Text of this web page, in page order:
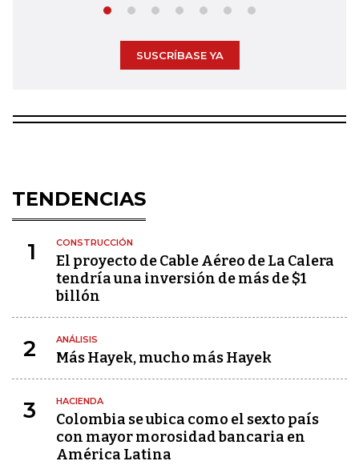
SUSCRÍBASE YA
TENDENCIAS
1 CONSTRUCCIÓN
El proyecto de Cable Aéreo de La Calera
tendría una inversión de más de $1
billón
2 ANÁLISIS
Más Hayek, mucho más Hayek
3 HACIENDA
Colombia se ubica como el sexto país
con mayor morosidad bancaria en
América Latina